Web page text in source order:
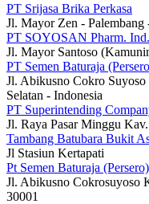
PT Srijasa Brika Perkasa
Jl. Mayor Zen - Palembang
PT SOYOSAN Pharm. Ind.
Jl. Mayor Santoso
PT Semen Baturaja
Jl. Abikusno Cokro Suyoso
Selatan - Indonesia
PT Superintending
Jl. Raya Pasar Minggu
Tambang Batubara Bukit
Jl Stasiun Kertapati
Pt Semen Baturaja (Persero)
Jl. Abikusno Cokrosuyoso
30001